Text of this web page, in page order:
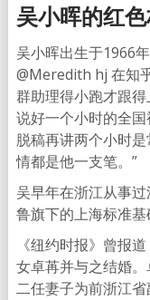
吴小晖的红
吴小晖出生于1966
@Meredith hj 在知
群助理得小跑才跟得
说好一个小时的全
脱稿再讲两个小时
情都是他一支笔。”
吴早年在浙江从事
鲁旗下的上海标准基
《纽约时报》曾报
女卓苒并与之结婚
二任妻子为前浙江省